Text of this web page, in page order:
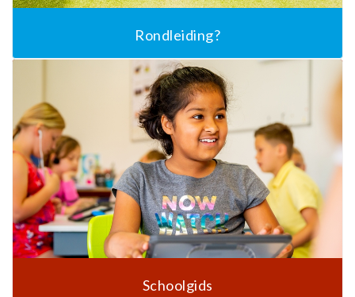
Rondleiding?
Schoolgids